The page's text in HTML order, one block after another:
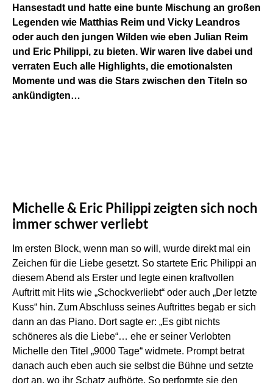
Hansestadt und hatte eine bunte Mischung an großen
Legenden wie Matthias Reim und Vicky Leandros
oder auch den jungen Wilden wie eben Julian Reim
und Eric Philippi, zu bieten. Wir waren live dabei und
verraten Euch alle Highlights, die emotionalsten
Momente und was die Stars zwischen den Titeln so
ankündigten…
Michelle & Eric Philippi zeigten sich noch
immer schwer verliebt
Im ersten Block, wenn man so will, wurde direkt mal ein
Zeichen für die Liebe gesetzt. So startete Eric Philippi an
diesem Abend als Erster und legte einen kraftvollen
Auftritt mit Hits wie „Schockverliebt“ oder auch „Der letzte
Kuss“ hin. Zum Abschluss seines Auftrittes begab er sich
dann an das Piano. Dort sagte er: „Es gibt nichts
schöneres als die Liebe“… ehe er seiner Verlobten
Michelle den Titel „9000 Tage“ widmete. Prompt betrat
danach auch eben auch sie selbst die Bühne und setzte
dort an, wo ihr Schatz aufhörte. So performte sie den